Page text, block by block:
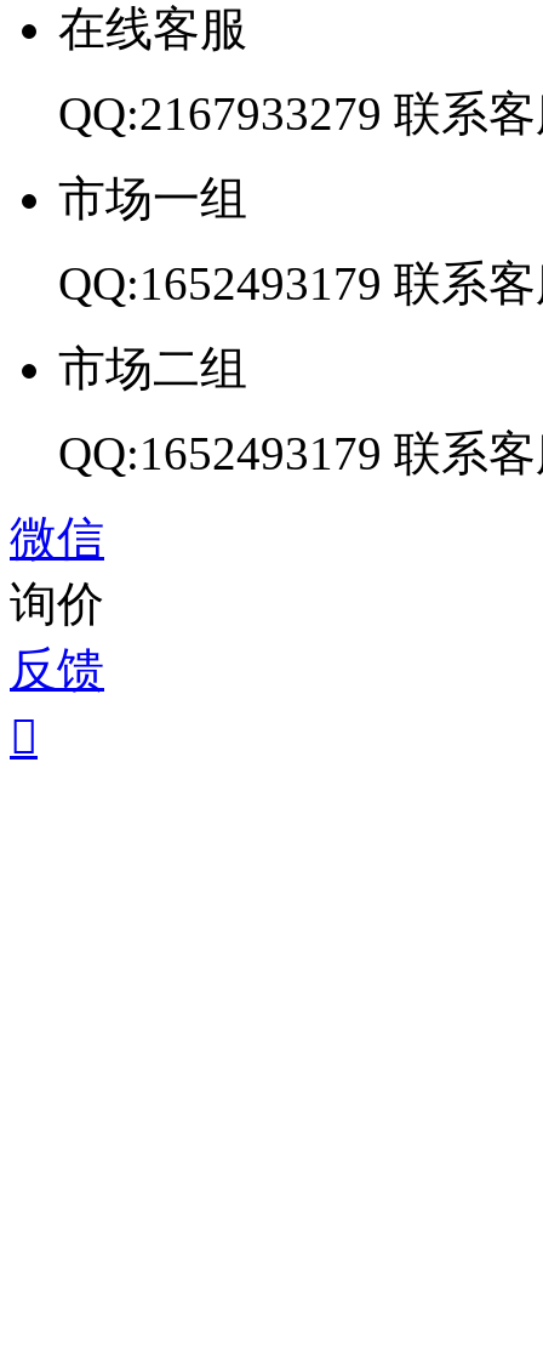
在线客服
QQ:2167933279 联系
市场一组
QQ:1652493179 联系
市场二组
QQ:1652493179 联系
微信
询价
反馈
